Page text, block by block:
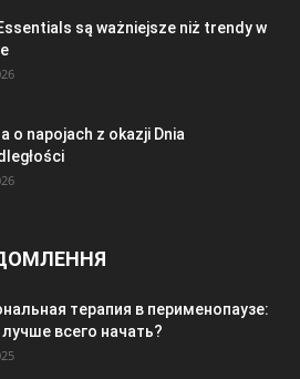
są ważniejsze niż trendy w
o napojach z okazji Dnia
терапия в перименопаузе:
лучше всего начать?